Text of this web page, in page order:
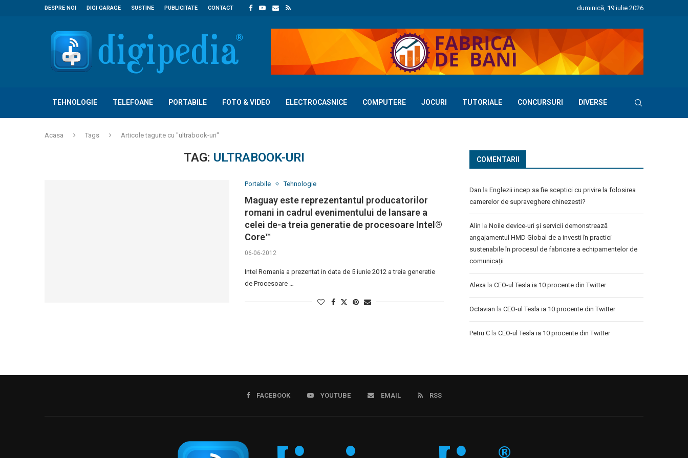
DESPRE NOI DIGI GARAGE SUSTINE PUBLICITATE CONTACT duminică, 19 iulie 2026
TEHNOLOGIE TELEFOANE PORTABILE FOTO & VIDEO ELECTROCASNICE COMPUTERE JOCURI TUTORIALE CONCURSURI DIVERSE
Acasa Tags Articole taguite cu "ultrabook-uri"
TAG: ULTRABOOK-URI
Portabile Tehnologie
Maguay este reprezentantul producatorilor
romani in cadrul evenimentului de lansare a
celei de-a treia generatie de procesoare Intel®
Core™
06-06-2012
Intel Romania a prezentat in data de 5 iunie 2012 a treia generatie
de Procesoare …
COMENTARII
Dan la Englezii incep sa fie sceptici cu privire la folosirea
camerelor de supraveghere chinezesti?
Alin la Noile device-uri și servicii demonstrează
angajamentul HMD Global de a investi în practici
sustenabile în procesul de fabricare a echipamentelor de
comunicații
Alexa la CEO-ul Tesla ia 10 procente din Twitter
Octavian la CEO-ul Tesla ia 10 procente din Twitter
Petru C la CEO-ul Tesla ia 10 procente din Twitter
FACEBOOK YOUTUBE EMAIL RSS